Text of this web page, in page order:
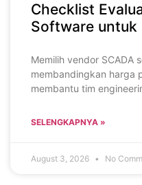
Checklist
Software untuk
Memilih vendor SCADA
membandingkan harga
membantu tim
SELENGKAPNYA »
August 3, 2026 No